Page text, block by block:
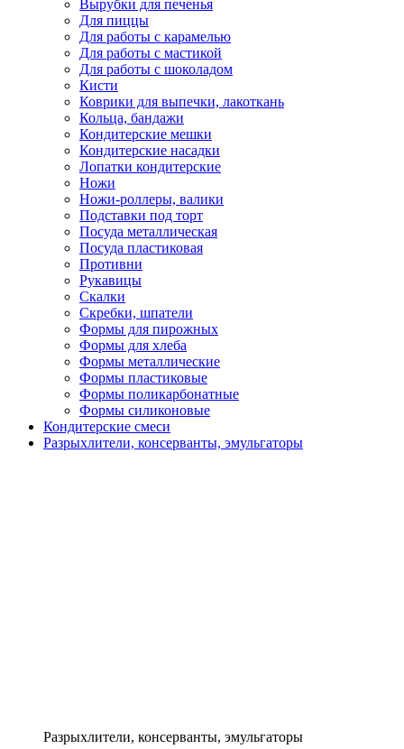
Вырубки для печенья
Для пиццы
Для работы с карамелью
Для работы с мастикой
Для работы с шоколадом
Кисти
Коврики для выпечки, лакоткань
Кольца, бандажи
Кондитерские мешки
Кондитерские насадки
Лопатки кондитерские
Ножи
Ножи-роллеры, валики
Подставки под торт
Посуда металлическая
Посуда пластиковая
Противни
Рукавицы
Скалки
Скребки, шпатели
Формы для пирожных
Формы для хлеба
Формы металлические
Формы пластиковые
Формы поликарбонатные
Формы силиконовые
Кондитерские смеси
Разрыхлители, консерванты, эмульгаторы
Разрыхлители, консерванты, эмульгаторы